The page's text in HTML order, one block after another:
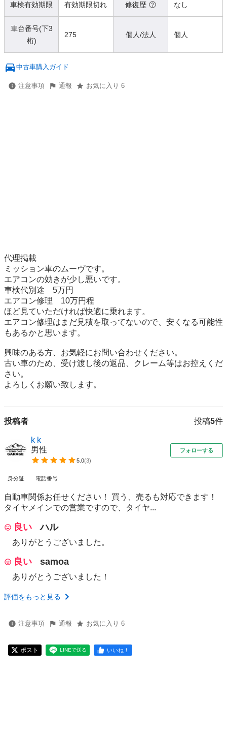
車検有効期限 有効期限切れ 修復歴 なし
車台番号(下3
桁)
275 個人/法人 個人
中古車購入ガイド
注意事項 通報 お気に入り 6
代理掲載
ミッション車のムーヴです。
エアコンの効きが少し悪いです。
車検代別途　5万円
エアコン修理　10万円程
ほど見ていただければ快適に乗れます。
エアコン修理はまだ見積を取ってないので、安くなる可能性
もあるかと思います。
興味のある方、お気軽にお問い合わせください。
古い車のため、受け渡し後の返品、クレーム等はお控えくだ
さい。
よろしくお願い致します。
投稿者 投稿5件
k k
男性
5.0(3)
フォローする
身分証 電話番号
自動車関係お任せください！ 買う、売るも対応できます！
タイヤメインでの営業ですので、タイヤ...
良い ハル
ありがとうございました。
良い samoa
ありがとうございました！
評価をもっと見る
注意事項 通報 お気に入り 6
ポスト LINEで送る いいね！